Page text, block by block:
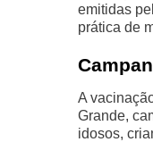
emitidas
prática de
A
Grande,
idosos,